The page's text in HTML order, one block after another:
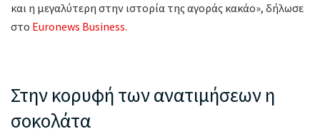
και η μεγαλύτερη στην ιστορία της αγοράς κακάο», δήλωσε
στο Euronews Business.
Στην κορυφή των ανατιμήσεων η
σοκολάτα